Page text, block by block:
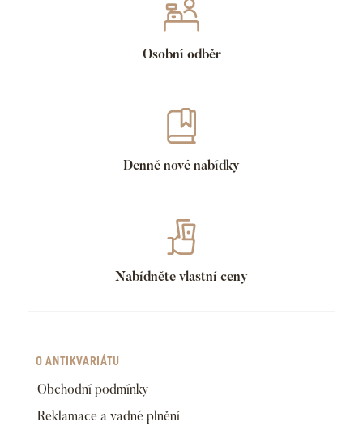
Osobní odběr
Denně nové nabídky
Nabídněte vlastní ceny
O ANTIKVARIÁTU
Obchodní podmínky
Reklamace a vadné plnění